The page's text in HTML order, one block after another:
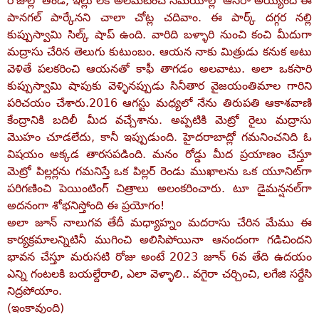
పానగల్‌ పార్కేనని చాలా చోట్ల చదివాం. ఈ పార్క్‌ దగ్గర నల్లి
కుప్పుస్వామి సిల్క్‌ షాప్‌ ఉంది. వారిది బళ్ళారి నుంచి కంచి మీదుగా
మద్రాసు చేరిన తెలుగు కుటుంబం. ఆయన నాకు మిత్రుడు కనుక అటు
వెళితే పలకరించి ఆయనతో కాఫీ తాగడం అలవాటు. అలా ఒకసారి
కుప్పుస్వామి షాపుకు వెళ్ళినప్పుడు సినీతార వైజయంతిమాల గారిని
పరిచయం చేశారు.2016 ఆగస్టు మధ్యలో నేను తిరుపతి ఆకాశవాణి
కేంద్రానికి బదిలీ మీద వచ్చేశాను. అప్పటికి మెట్రో రైలు మద్రాసు
మొహం చూడలేదు, కానీ ఇప్పుడుంది. హైదరాబాద్లో గమనించనిది ఓ
విషయం అక్కడ తారసపడింది. మనం రోడ్డు మీద ప్రయాణం చేస్తూ
మెట్రో పిల్లర్లను గమనిస్తే ఒక పిల్లర్‌ రెండు ముఖాలను ఒక యూనిట్‌గా
పరిగణించి పెయింటింగ్‌ చిత్రాలు అలంకరించారు. టూ డైమన్షనల్‌గా
అదనంగా శోభనిస్తోంది ఈ ప్రయోగం!
అలా జూన్‌ నాలుగవ తేదీ మధ్యాహ్నం మదరాసు చేరిన మేము ఈ
కార్యక్రమాలన్నిటినీ ముగించి అలిసిపోయినా ఆనందంగా గడిచిందని
భావన చేస్తూ మరుసటి రోజు అంటే 2023 జూన్‌ 6వ తేది ఉదయం
ఎన్ని గంటలకి బయల్దేరాలి, ఎలా వెళ్ళాలి.. వగైరా చర్చించి, లగేజి సర్దేసి
నిద్రపోయాం.
(ఇంకావుంది)